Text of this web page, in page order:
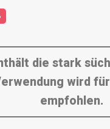
die stark
wird
empfohlen.